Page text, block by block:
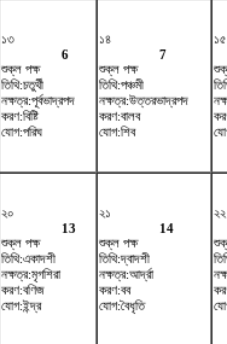
১৩
6
শুক্ল পক্ষ
তিথি:চতুর্থী
নক্ষত্র:পূর্বভাদ্রপদ
করণ:বিষ্টি
যোগ:পরিঘ
১৪
7
শুক্ল পক্ষ
তিথি:পঞ্চমী
নক্ষত্র:উত্তরভাদ্রপদ
করণ:বালব
যোগ:শিব
১৫
২০
13
শুক্ল পক্ষ
তিথি:একাদশী
নক্ষত্র:মৃগশিরা
করণ:বণিজ
যোগ:ইন্দ্র
২১
14
শুক্ল পক্ষ
তিথি:দ্বাদশী
নক্ষত্র:আর্দ্রা
করণ:বব
যোগ:বৈধৃতি
২২